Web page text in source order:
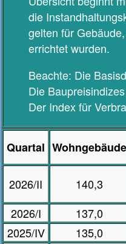
die
gelten für
errichtet wurden.
Beachte: Die
Die
Der Index für
Quartal Wohngebäude
2026/II
140,3
2026/I
137,0
2025/IV
135,0